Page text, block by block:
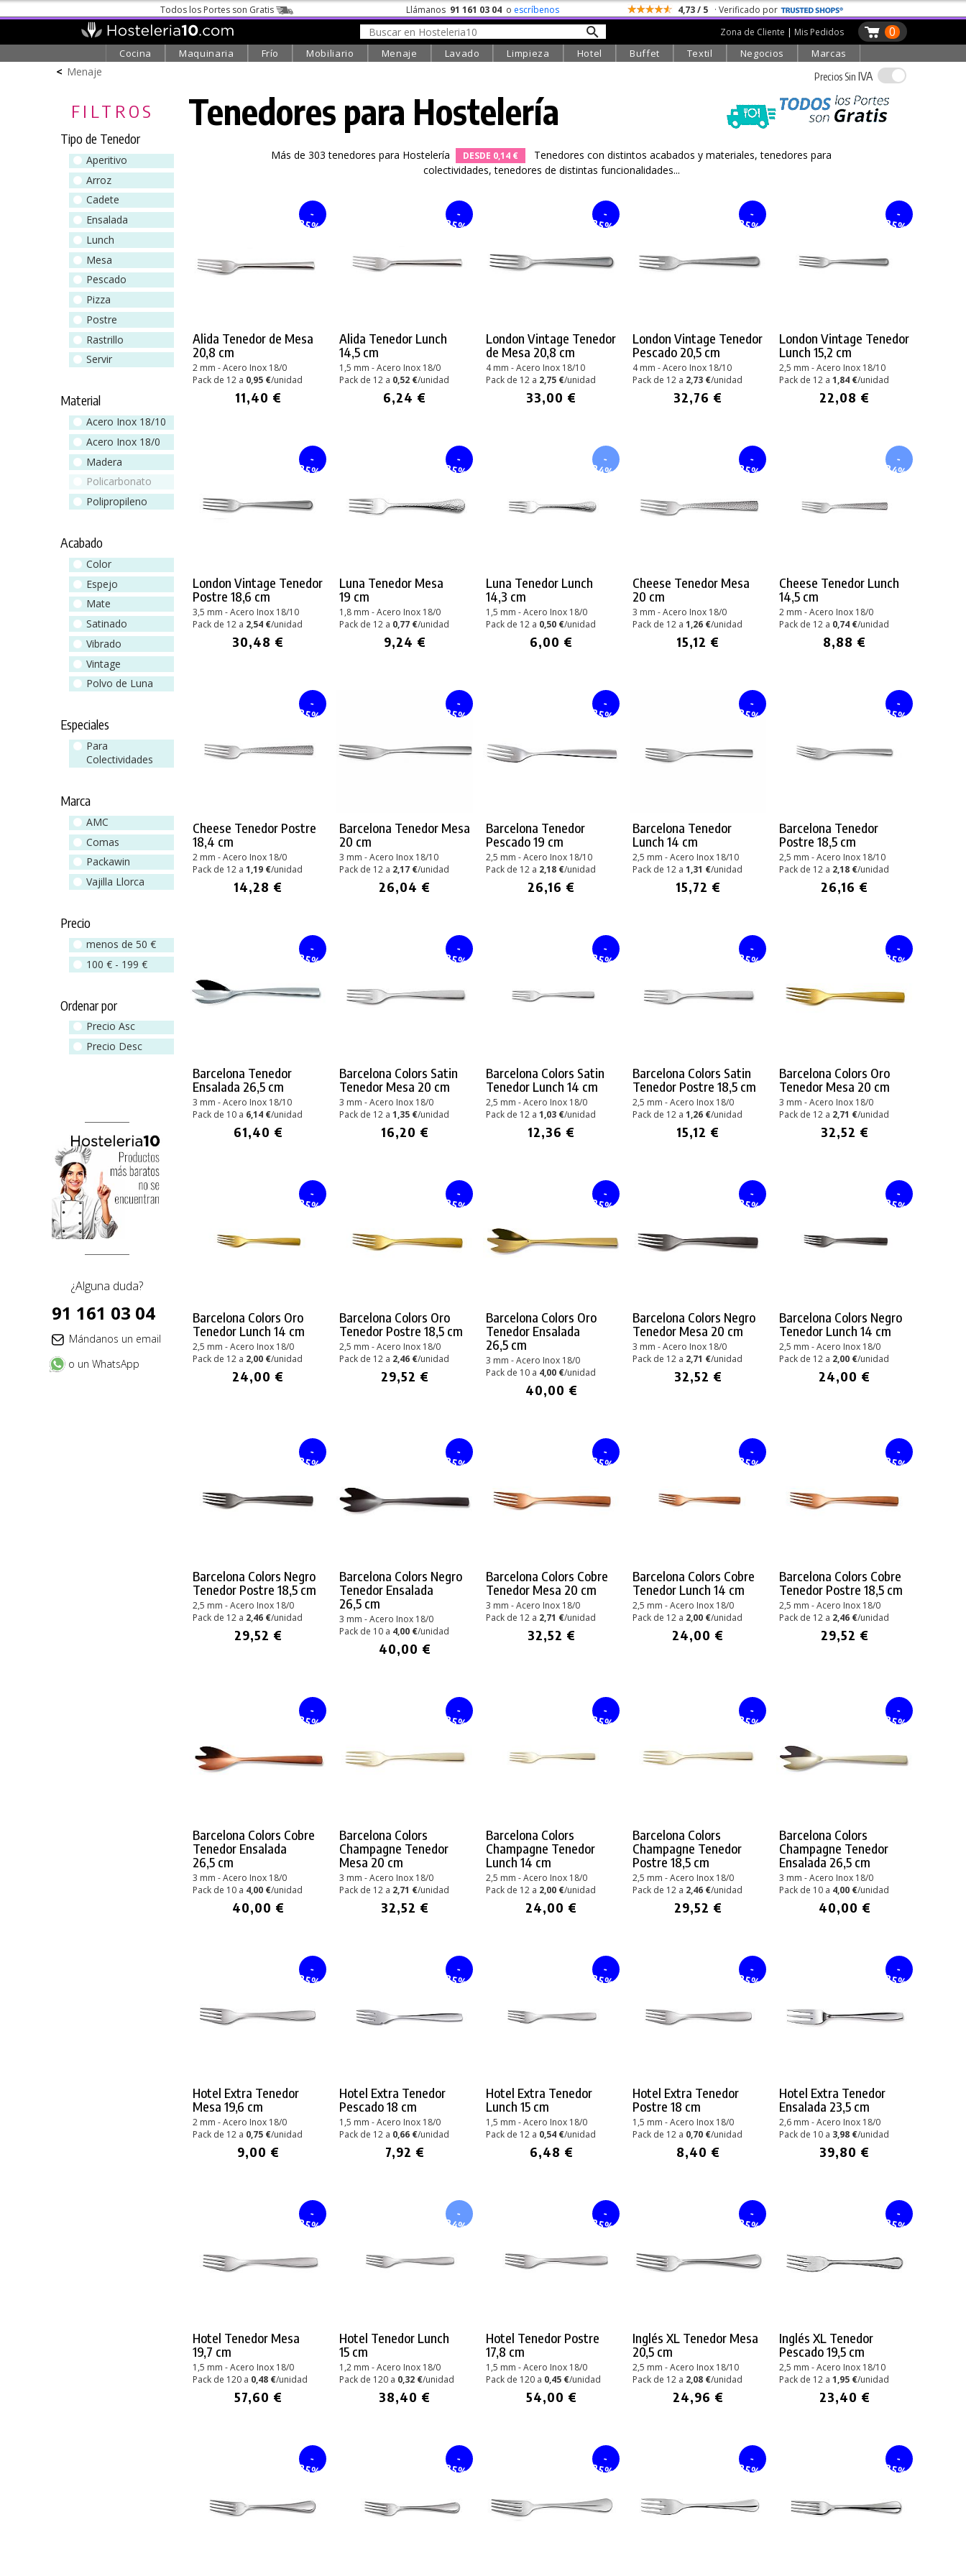
Todos los Portes son Gratis Llámanos 91 161 03 04 o escríbenos 4,73 / 5 · Verificado por
0
Zona de Cliente | Mis Pedidos
Cocina Maquinaria Frío Mobiliario Menaje Lavado Limpieza Hotel Buffet Textil Negocios Marcas
< Menaje
PRODUCTO AÑADIDO AL CARRITO
Precios Sin IVA
FILTROS
Tipo de Tenedor
Aperitivo
Arroz
Cadete
Ensalada
Lunch
Mesa
Pescado
Pizza
Postre
Rastrillo
Servir
Material
Acero Inox 18/10
Acero Inox 18/0
Madera
Policarbonato
Polipropileno
Acabado
Color
Espejo
Mate
Satinado
Vibrado
Vintage
Polvo de Luna
Especiales
Para
Colectividades
Marca
AMC
Comas
Packawin
Vajilla Llorca
Precio
menos de 50 €
100 € - 199 €
Ordenar por
Precio Asc
Precio Desc
¿Alguna duda?
91 161 03 04
Mándanos un email
o un WhatsApp
Tenedores para Hostelería
Más de 303 tenedores para Hostelería DESDE 0,14 €
Tenedores con distintos acabados y materiales, tenedores para
colectividades, tenedores de distintas funcionalidades...
-
25%
Alida Tenedor de Mesa
20,8 cm
2 mm - Acero Inox 18/0
Pack de 12 a 0,95 €/unidad
11,40 €
-
25%
Alida Tenedor Lunch
14,5 cm
1,5 mm - Acero Inox 18/0
Pack de 12 a 0,52 €/unidad
6,24 €
-
25%
London Vintage Tenedor
de Mesa 20,8 cm
4 mm - Acero Inox 18/10
Pack de 12 a 2,75 €/unidad
33,00 €
-
25%
London Vintage Tenedor
Pescado 20,5 cm
4 mm - Acero Inox 18/10
Pack de 12 a 2,73 €/unidad
32,76 €
-
25%
London Vintage Tenedor
Lunch 15,2 cm
2,5 mm - Acero Inox 18/10
Pack de 12 a 1,84 €/unidad
22,08 €
-
25%
London Vintage Tenedor
Postre 18,6 cm
3,5 mm - Acero Inox 18/10
Pack de 12 a 2,54 €/unidad
30,48 €
-
25%
Luna Tenedor Mesa
19 cm
1,8 mm - Acero Inox 18/0
Pack de 12 a 0,77 €/unidad
9,24 €
-
24%
Luna Tenedor Lunch
14,3 cm
1,5 mm - Acero Inox 18/0
Pack de 12 a 0,50 €/unidad
6,00 €
-
25%
Cheese Tenedor Mesa
20 cm
3 mm - Acero Inox 18/0
Pack de 12 a 1,26 €/unidad
15,12 €
-
24%
Cheese Tenedor Lunch
14,5 cm
2 mm - Acero Inox 18/0
Pack de 12 a 0,74 €/unidad
8,88 €
-
25%
Cheese Tenedor Postre
18,4 cm
2 mm - Acero Inox 18/0
Pack de 12 a 1,19 €/unidad
14,28 €
-
25%
Barcelona Tenedor Mesa
20 cm
3 mm - Acero Inox 18/10
Pack de 12 a 2,17 €/unidad
26,04 €
-
25%
Barcelona Tenedor
Pescado 19 cm
2,5 mm - Acero Inox 18/10
Pack de 12 a 2,18 €/unidad
26,16 €
-
25%
Barcelona Tenedor
Lunch 14 cm
2,5 mm - Acero Inox 18/10
Pack de 12 a 1,31 €/unidad
15,72 €
-
25%
Barcelona Tenedor
Postre 18,5 cm
2,5 mm - Acero Inox 18/10
Pack de 12 a 2,18 €/unidad
26,16 €
-
25%
Barcelona Tenedor
Ensalada 26,5 cm
3 mm - Acero Inox 18/10
Pack de 10 a 6,14 €/unidad
61,40 €
-
25%
Barcelona Colors Satin
Tenedor Mesa 20 cm
3 mm - Acero Inox 18/0
Pack de 12 a 1,35 €/unidad
16,20 €
-
25%
Barcelona Colors Satin
Tenedor Lunch 14 cm
2,5 mm - Acero Inox 18/0
Pack de 12 a 1,03 €/unidad
12,36 €
-
25%
Barcelona Colors Satin
Tenedor Postre 18,5 cm
2,5 mm - Acero Inox 18/0
Pack de 12 a 1,26 €/unidad
15,12 €
-
25%
Barcelona Colors Oro
Tenedor Mesa 20 cm
3 mm - Acero Inox 18/0
Pack de 12 a 2,71 €/unidad
32,52 €
-
25%
Barcelona Colors Oro
Tenedor Lunch 14 cm
2,5 mm - Acero Inox 18/0
Pack de 12 a 2,00 €/unidad
24,00 €
-
25%
Barcelona Colors Oro
Tenedor Postre 18,5 cm
2,5 mm - Acero Inox 18/0
Pack de 12 a 2,46 €/unidad
29,52 €
-
25%
Barcelona Colors Oro
Tenedor Ensalada
26,5 cm
3 mm - Acero Inox 18/0
Pack de 10 a 4,00 €/unidad
40,00 €
-
25%
Barcelona Colors Negro
Tenedor Mesa 20 cm
3 mm - Acero Inox 18/0
Pack de 12 a 2,71 €/unidad
32,52 €
-
25%
Barcelona Colors Negro
Tenedor Lunch 14 cm
2,5 mm - Acero Inox 18/0
Pack de 12 a 2,00 €/unidad
24,00 €
-
25%
Barcelona Colors Negro
Tenedor Postre 18,5 cm
2,5 mm - Acero Inox 18/0
Pack de 12 a 2,46 €/unidad
29,52 €
-
25%
Barcelona Colors Negro
Tenedor Ensalada
26,5 cm
3 mm - Acero Inox 18/0
Pack de 10 a 4,00 €/unidad
40,00 €
-
25%
Barcelona Colors Cobre
Tenedor Mesa 20 cm
3 mm - Acero Inox 18/0
Pack de 12 a 2,71 €/unidad
32,52 €
-
25%
Barcelona Colors Cobre
Tenedor Lunch 14 cm
2,5 mm - Acero Inox 18/0
Pack de 12 a 2,00 €/unidad
24,00 €
-
25%
Barcelona Colors Cobre
Tenedor Postre 18,5 cm
2,5 mm - Acero Inox 18/0
Pack de 12 a 2,46 €/unidad
29,52 €
-
25%
Barcelona Colors Cobre
Tenedor Ensalada
26,5 cm
3 mm - Acero Inox 18/0
Pack de 10 a 4,00 €/unidad
40,00 €
-
25%
Barcelona Colors
Champagne Tenedor
Mesa 20 cm
3 mm - Acero Inox 18/0
Pack de 12 a 2,71 €/unidad
32,52 €
-
25%
Barcelona Colors
Champagne Tenedor
Lunch 14 cm
2,5 mm - Acero Inox 18/0
Pack de 12 a 2,00 €/unidad
24,00 €
-
25%
Barcelona Colors
Champagne Tenedor
Postre 18,5 cm
2,5 mm - Acero Inox 18/0
Pack de 12 a 2,46 €/unidad
29,52 €
-
25%
Barcelona Colors
Champagne Tenedor
Ensalada 26,5 cm
3 mm - Acero Inox 18/0
Pack de 10 a 4,00 €/unidad
40,00 €
-
25%
Hotel Extra Tenedor
Mesa 19,6 cm
2 mm - Acero Inox 18/0
Pack de 12 a 0,75 €/unidad
9,00 €
-
25%
Hotel Extra Tenedor
Pescado 18 cm
1,5 mm - Acero Inox 18/0
Pack de 12 a 0,66 €/unidad
7,92 €
-
25%
Hotel Extra Tenedor
Lunch 15 cm
1,5 mm - Acero Inox 18/0
Pack de 12 a 0,54 €/unidad
6,48 €
-
25%
Hotel Extra Tenedor
Postre 18 cm
1,5 mm - Acero Inox 18/0
Pack de 12 a 0,70 €/unidad
8,40 €
-
25%
Hotel Extra Tenedor
Ensalada 23,5 cm
2,6 mm - Acero Inox 18/0
Pack de 10 a 3,98 €/unidad
39,80 €
-
25%
Hotel Tenedor Mesa
19,7 cm
1,5 mm - Acero Inox 18/0
Pack de 120 a 0,48 €/unidad
57,60 €
-
24%
Hotel Tenedor Lunch
15 cm
1,2 mm - Acero Inox 18/0
Pack de 120 a 0,32 €/unidad
38,40 €
-
25%
Hotel Tenedor Postre
17,8 cm
1,5 mm - Acero Inox 18/0
Pack de 120 a 0,45 €/unidad
54,00 €
-
25%
Inglés XL Tenedor Mesa
20,5 cm
2,5 mm - Acero Inox 18/10
Pack de 12 a 2,08 €/unidad
24,96 €
-
25%
Inglés XL Tenedor
Pescado 19,5 cm
2,5 mm - Acero Inox 18/10
Pack de 12 a 1,95 €/unidad
23,40 €
-
25%
-
25%
-
25%
-
25%
-
25%